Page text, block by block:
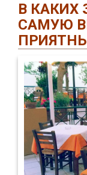
В КАКИХ
САМУЮ